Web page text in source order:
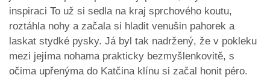
inspiraci To už si sedla na kraj sprchového koutu,
roztáhla nohy a začala si hladit venušin pahorek a
laskat stydké pysky. Já byl tak nadržený, že v pokleku
mezi jejíma nohama prakticky bezmyšlenkovitě, s
očima upřenýma do Katčina klínu si začal honit péro.